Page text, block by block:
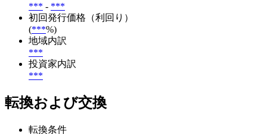
*** - ***
初回発行価格（利回り）
(***%)
地域内訳
***
投資家内訳
***
転換および交換
転換条件